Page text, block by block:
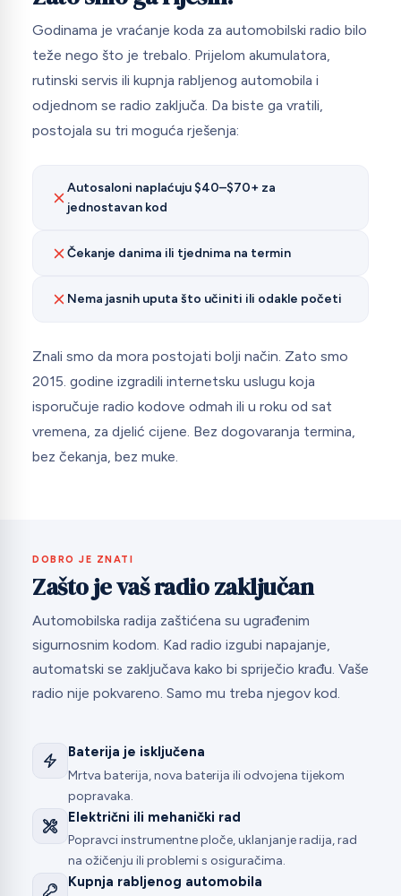
Godinama je vraćanje koda za automobilski radio bilo
teže nego što je trebalo. Prijelom akumulatora,
rutinski servis ili kupnja rabljenog automobila i
odjednom se radio zaključa. Da biste ga vratili,
postojala su tri moguća rješenja:
Autosaloni naplaćuju $40–$70+ za
jednostavan kod
Čekanje danima ili tjednima na termin
Nema jasnih uputa što učiniti ili odakle početi
Znali smo da mora postojati bolji način. Zato smo
2015. godine izgradili internetsku uslugu koja
isporučuje radio kodove odmah ili u roku od sat
vremena, za djelić cijene. Bez dogovaranja termina,
bez čekanja, bez muke.
DOBRO JE ZNATI
Zašto je vaš radio zaključan
Automobilska radija zaštićena su ugrađenim
sigurnosnim kodom. Kad radio izgubi napajanje,
automatski se zaključava kako bi spriječio krađu. Vaše
radio nije pokvareno. Samo mu treba njegov kod.
Baterija je isključena
Mrtva baterija, nova baterija ili odvojena tijekom
popravaka.
Električni ili mehanički rad
Popravci instrumentne ploče, uklanjanje radija, rad
na ožičenju ili problemi s osiguračima.
Kupnja rabljenog automobila